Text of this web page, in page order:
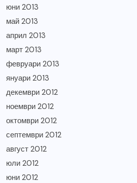
юни 2013
май 2013
април 2013
март 2013
февруари 2013
януари 2013
декември 2012
ноември 2012
октомври 2012
септември 2012
август 2012
юли 2012
юни 2012